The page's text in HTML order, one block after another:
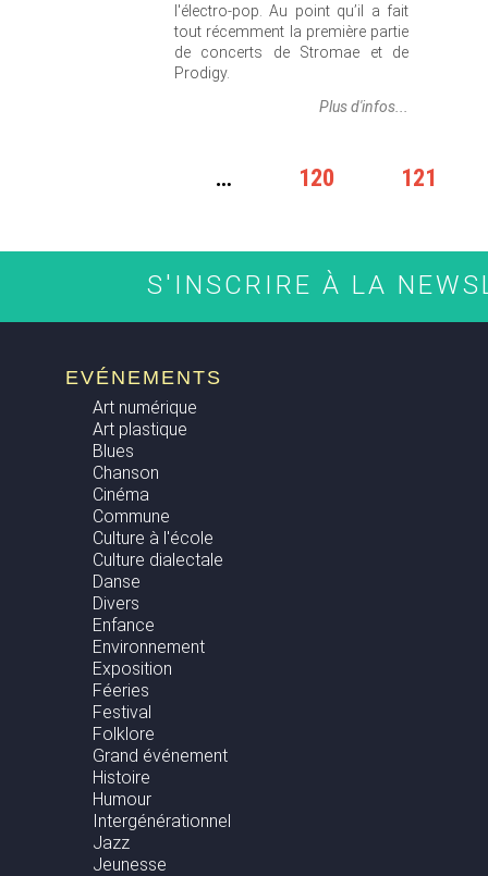
l'électro-pop. Au point qu’il a fait
tout récemment la première partie
de concerts de Stromae et de
Prodigy.
Plus d'infos...
… 120 121
S'INSCRIRE À LA
EVÉNEMENTS
Art numérique
Art plastique
Blues
Chanson
Cinéma
Commune
Culture à l'école
Culture dialectale
Danse
Divers
Enfance
Environnement
Exposition
Féeries
Festival
Folklore
Grand événement
Histoire
Humour
Intergénérationnel
Jazz
Jeunesse